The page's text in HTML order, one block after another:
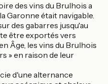
des vins du Brulhois a
Garonne était navigable.
des gabarres jusqu'au
être exportés vers
Âge, les vins du Brulhois
» en raison de leur
d'une alternance